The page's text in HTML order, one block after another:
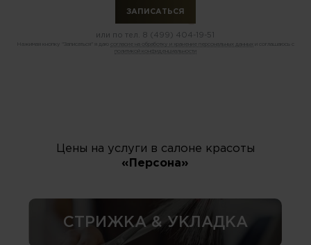
или по тел. 8 (499) 404-19-51
Нажимая кнопку "Записаться" я даю согласие на обработку и хранение персональных данных
политикой конфиденциальности
Цены на услуги в салоне красоты
«Персона»
СТРИЖКА & УКЛАДКА